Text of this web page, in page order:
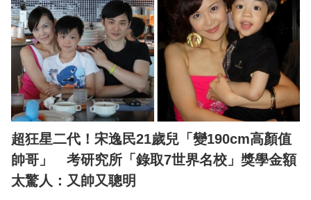
超狂星二代！宋逸民21歲兒「變190cm高顏值
帥哥」 考研究所「錄取7世界名校」獎學金額
太驚人：又帥又聰明